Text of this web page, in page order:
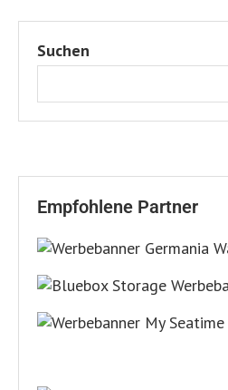
Suchen
Empfohlene Partner